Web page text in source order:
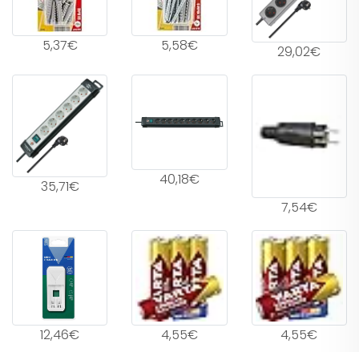
5,37€ 5,58€ 29,02€
35,71€
40,18€
7,54€
12,46€ 4,55€ 4,55€